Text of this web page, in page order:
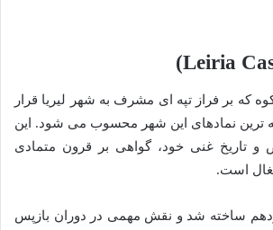
که بر فراز تپه ای مشرف به شهر لیریا قرار
ترین نمادهای این شهر محسوب می شود. این
و تاریخ غنی خود، گواهی بر قرون متمادی
است.
ساخته شد و نقش مهمی در دوران بازپس